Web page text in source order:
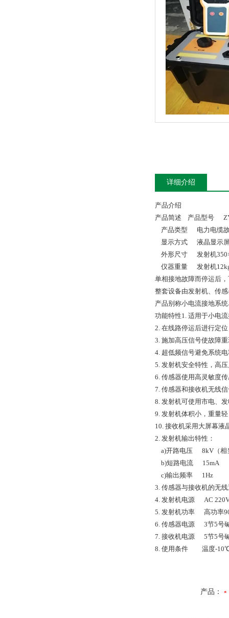
详细介绍
产品介绍
产品简述 产品型号
产品类型 电力电缆
显示方式 液晶显示屏
外形尺寸 发射机
仪器重量 发射机12kg
单相接地故障而停运后
整套设备由发射机、传
产品别称小电流接地系
功能特性1. 适用于小电
2. 在线路停运后进行定
3. 施加高压信号使故障
4. 超低频信号避免系统
5. 发射机安全特性，高
6. 传感器使用高灵敏度
7. 传感器和接收机无线
8. 发射机可使用市电、
9. 发射机体积小，重量
10. 接收机采用大屏幕
2. 发射机输出特性：
a)开路电压 8kV（相
b)短路电流 15mA
c)输出频率 1Hz
3. 传感器与接收机的无
4. 发射机电源 AC 220V
5. 发射机功率 高功率
6. 传感器电源 3节5号
7. 接收机电源 5节5号
8. 使用条件 温度-
产品：